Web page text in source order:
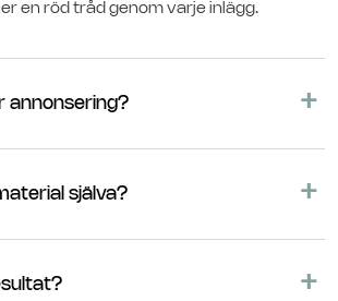
en röd tråd genom varje inlägg.
annonsering? +
mål, fler leads, försäljning eller besök.
själva? +
+